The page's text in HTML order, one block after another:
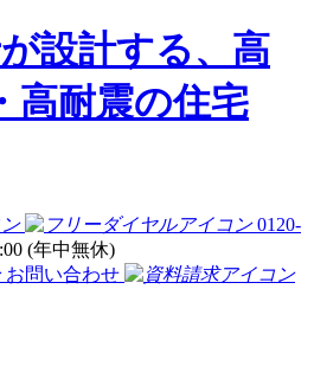
0120-
(年中無休)
お問い合わせ